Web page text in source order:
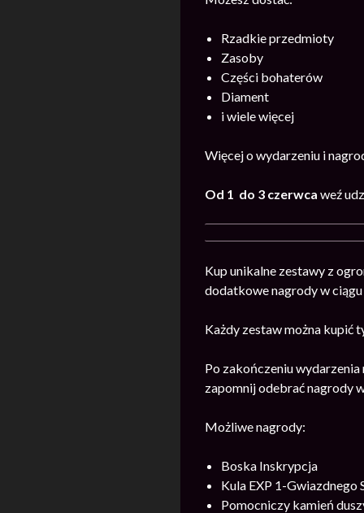
Rzadkie przedmioty
Zasoby
Części bohaterów
Diament
i wiele więcej
Więcej o wydarzeniu i
Od 1 do 3 czerwca weź
Kup unikalne zestawy z
dodatkowe nagrody w
Każdy zestaw można kupić
Po zakończeniu wydarzenia
zapomnij odebrać nagrody
Możliwe nagrody:
Boska Inskrypcja
Kula EXP 1-Gwiazdnego
Pomocniczy kamień